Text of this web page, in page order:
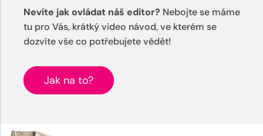
Nevíte jak ovládat náš editor? Nebojte se máme
tu pro Vás, krátký video návod, ve kterém se
dozvíte vše co potřebujete vědět!
Jak na to?